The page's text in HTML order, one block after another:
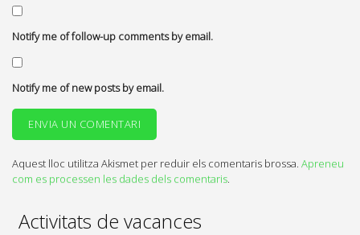
Notify me of follow-up comments by email.
Notify me of new posts by email.
Aquest lloc utilitza Akismet per reduir els comentaris brossa. Apreneu
com es processen les dades dels comentaris.
Activitats de vacances